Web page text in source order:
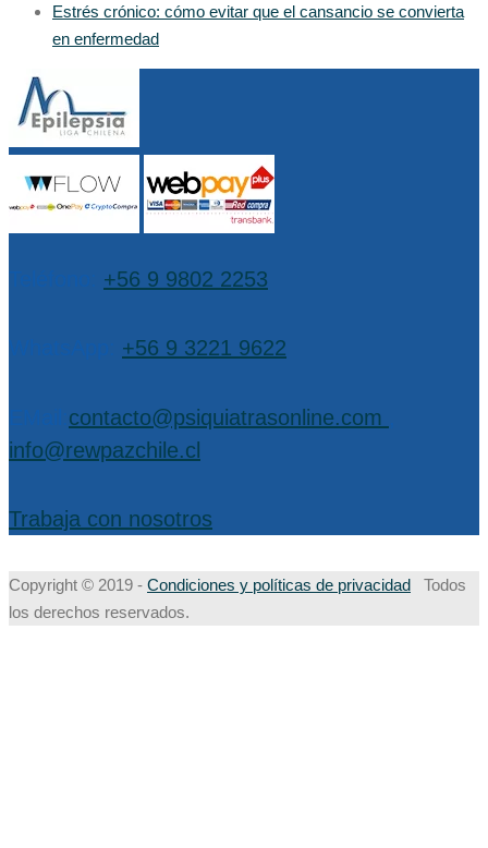
Estrés crónico: cómo evitar que el cansancio se convierta
en enfermedad
+56 9 9802 2253
+56 9 3221 9622
contacto@psiquiatrasonline.com
info@rewpazchile.cl
Trabaja con nosotros
Copyright © 2019 - Condiciones y políticas de privacidad Todos
los derechos reservados.